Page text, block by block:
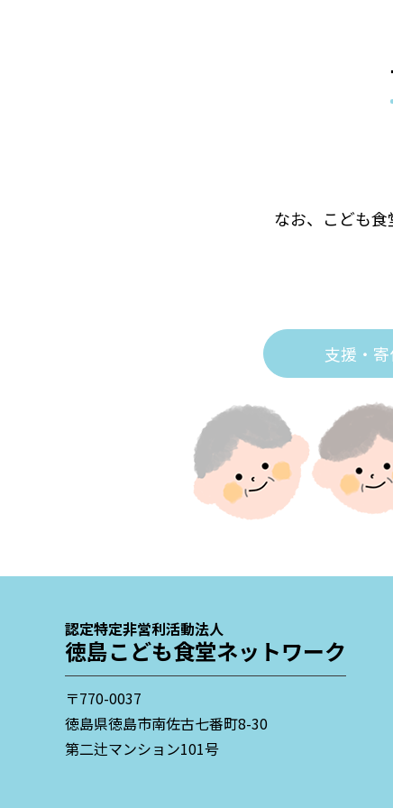
なお、こども
支援・
認定特定非営利活動法人
徳島こども食堂ネットワーク
〒770-0037
徳島県徳島市南佐古七番町8-30
第二辻マンション101号